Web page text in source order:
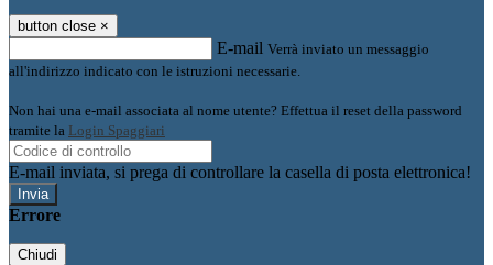
button close ×
E-mail Verrà inviato un messaggio
all'indirizzo indicato con le istruzioni necessarie.
Non hai una e-mail associata al nome utente? Effettua il reset della password
tramite la Login Spaggiari
E-mail inviata, si prega di controllare la casella di posta elettronica!
Errore
Chiudi